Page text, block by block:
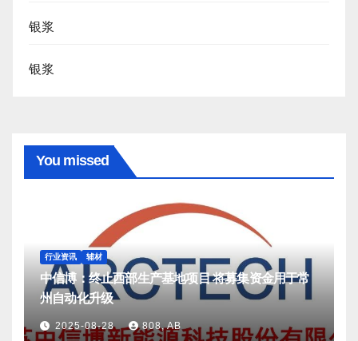
银浆
银浆
You missed
行业资讯 辅材
中信博：终止西部生产基地项目 将募集资金用于常
州自动化升级
2025-08-28 808, AB